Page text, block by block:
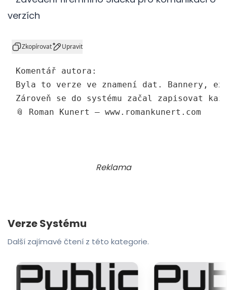
verzích
vbnet
Zkopírovat Upravit
Komentář autora:
Byla to verze ve znamení dat. Bannery,
Zároveň se do systému začal zapisovat
📎 Roman Kunert – www.romankunert.com
Reklama
Verze Systému
Další zajímavé čtení z této kategorie.